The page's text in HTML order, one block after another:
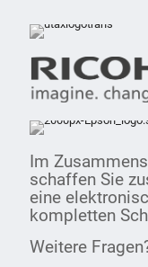
Im
schaffen Sie
eine
kompletten
Weitere